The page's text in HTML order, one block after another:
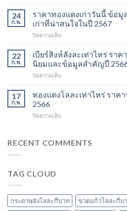
ข้อมูล
ราคา
วัสดุ
ที่
ควร
ของ
เก่า
ราคา
อัปเดต
ราคา
รีไซเคิล
และ
สำคัญ
24
ก.พ.
ราคาทองแดงเก่าวันนี้ ข้อ
เก่าที่น่าสนใจในปี 2567
ปิดความเห็น
ทองแดง
เก่า
วัน
นี้
ราคา
รับ
เก่า
22
ก.พ.
เบียร์สิงห์ลังละเท่าไหร่ รา
นิยมและข้อมูลสำคัญปี
ปิดความเห็น
สิงห์
เท่า
วัสดุ
และ
ข้อมูล
17
ก.พ.
ทองแดงโลละเท่าไหร่ ราค
2566
ปิดความเห็น
โล
ของ
เก่า
RECENT COMMENTS
TAG CLOUD
กระดาษลังโลละกี่บาท ขวดแก้วโลละกี่บ